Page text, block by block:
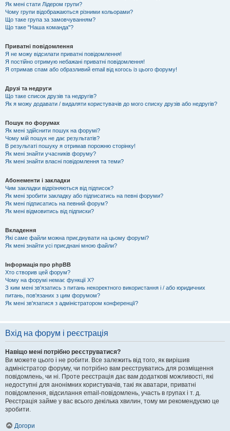
Як мені стати Лідером групи?
Чому групи відображаються різними кольорами?
Що таке група за замовчуванням?
Що таке "Наша команда"?
Приватні повідомлення
Я не можу відсилати приватні повідомлення!
Я постійно отримую небажані приватні повідомлення!
Я отримав спам або образливий email від когось із цього форуму!
Друзі та недруги
Що таке список друзів та недругів?
Як я можу додавати / видаляти користувачів до мого списку друзів або недругів?
Пошук по форумах
Як мені здійснити пошук на форумі?
Чому мій пошук не дає результатів?
В результаті пошуку я отримав порожню сторінку!
Як мені знайти учасників форуму?
Як мені знайти власні повідомлення та теми?
Абонементи і закладки
Чим закладки відрізняються від підписок?
Як мені зробити закладку або підписатись на певні форуми?
Як мені підписатись на певний форум?
Як мені відмовитись від підписки?
Вкладення
Які саме файли можна приєднувати на цьому форумі?
Як мені знайти усі приєднані мною файли?
Інформація про phpBB
Хто створив цей форум?
Чому на форумі немає функції X?
З ким мені зв'язатись з питань некоректного використання і / або юридичних
питань, пов'язаних з цим форумом?
Як мені зв'язатися з адміністратором конференції?
Вхід на форум і реєстрація
Навіщо мені потрібно реєструватися?
Ви можете цього і не робити. Все залежить від того, як вирішив
адміністратор форуму, чи потрібно вам реєструватись для розміщення
повідомлень, чи ні. Проте реєстрація дає вам додаткові можливості, які
недоступні для анонімних користувачів, такі як аватари, приватні
повідомлення, відсилання email-повідомлень, участь в групах і т. д.
Реєстрація займе у вас всього декілька хвилин, тому ми рекомендуємо це
зробити.
Догори